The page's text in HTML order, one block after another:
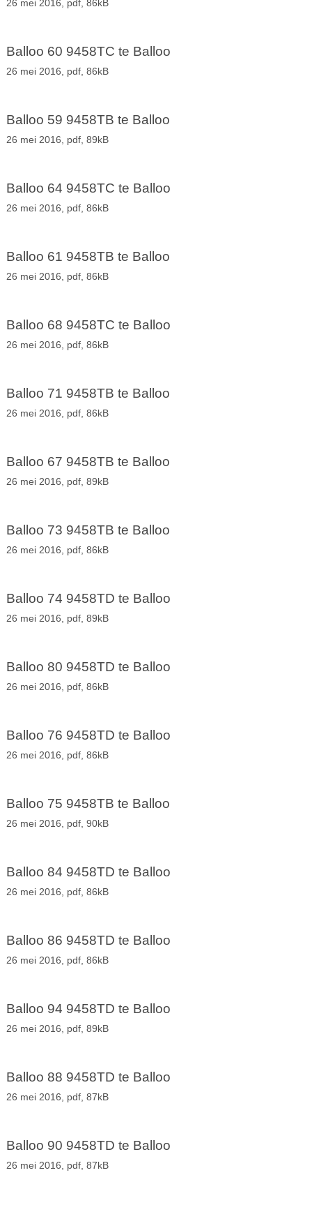
26 mei 2016, pdf, 86kB
Balloo 60 9458TC te Balloo
26 mei 2016, pdf, 86kB
Balloo 59 9458TB te Balloo
26 mei 2016, pdf, 89kB
Balloo 64 9458TC te Balloo
26 mei 2016, pdf, 86kB
Balloo 61 9458TB te Balloo
26 mei 2016, pdf, 86kB
Balloo 68 9458TC te Balloo
26 mei 2016, pdf, 86kB
Balloo 71 9458TB te Balloo
26 mei 2016, pdf, 86kB
Balloo 67 9458TB te Balloo
26 mei 2016, pdf, 89kB
Balloo 73 9458TB te Balloo
26 mei 2016, pdf, 86kB
Balloo 74 9458TD te Balloo
26 mei 2016, pdf, 89kB
Balloo 80 9458TD te Balloo
26 mei 2016, pdf, 86kB
Balloo 76 9458TD te Balloo
26 mei 2016, pdf, 86kB
Balloo 75 9458TB te Balloo
26 mei 2016, pdf, 90kB
Balloo 84 9458TD te Balloo
26 mei 2016, pdf, 86kB
Balloo 86 9458TD te Balloo
26 mei 2016, pdf, 86kB
Balloo 94 9458TD te Balloo
26 mei 2016, pdf, 89kB
Balloo 88 9458TD te Balloo
26 mei 2016, pdf, 87kB
Balloo 90 9458TD te Balloo
26 mei 2016, pdf, 87kB